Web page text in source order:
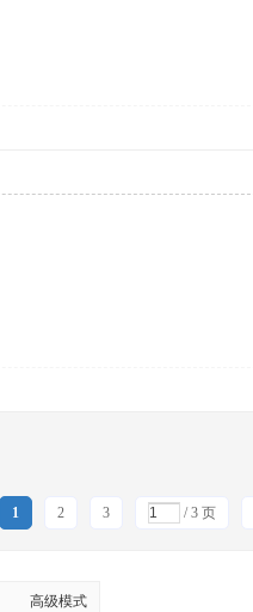
1 2 3 / 3 页
高级模式